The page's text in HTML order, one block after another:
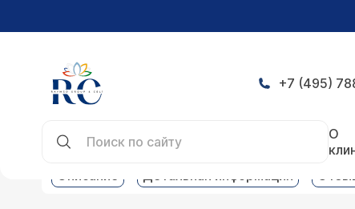
+7 (495)
О
Описание Детальная информация